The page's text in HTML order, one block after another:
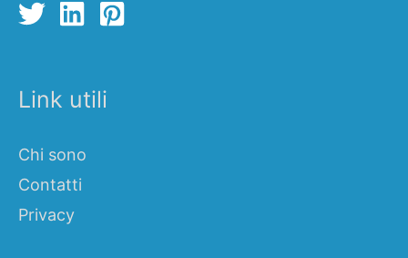
Link utili
Chi sono
Contatti
Privacy